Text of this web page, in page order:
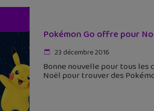
Pokémon Go offre pour
23 décembre 2016
Bonne nouvelle pour tous les
Noël pour trouver des